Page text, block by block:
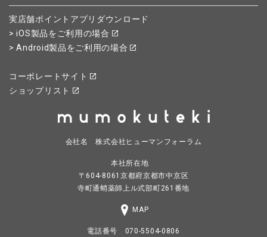
実店舗ポイントアプリダウンロード
> iOS製品をご利用の場合
> Android製品をご利用の場合
コーポレートサイト
ショップリスト
会社名 株式会社ヒューマンフォーラム
本社所在地
〒604-8061京都府京都市中京区
寺町通蛸薬師上ル式部町261番地
MAP
電話番号 070-5504-0806